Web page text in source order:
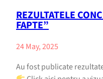
REZULTATELE
FAPTE”
24 May, 2025
Au fost publicate